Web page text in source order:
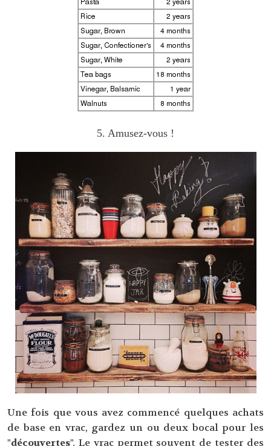
5. Amusez-vous !
Une fois que vous avez commencé quelques achats
de base en vrac, gardez un ou deux bocal pour les
"découvertes". Le vrac permet souvent de tester des